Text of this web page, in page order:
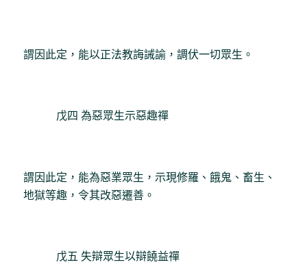
謂因此定，能以正法教誨誡諭，調伏一切眾生。
戊四 為惡眾生示惡趣禪
謂因此定，能為惡業眾生，示現修羅、餓鬼、畜生、
地獄等趣，令其改惡遷善。
戊五 失辯眾生以辯饒益禪